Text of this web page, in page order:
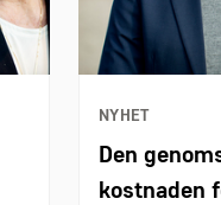
NYHET
Den
kostnaden